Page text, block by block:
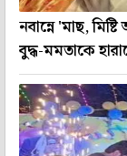
নবান্নে 'মাছ,
বুদ্ধ-মমতাকে